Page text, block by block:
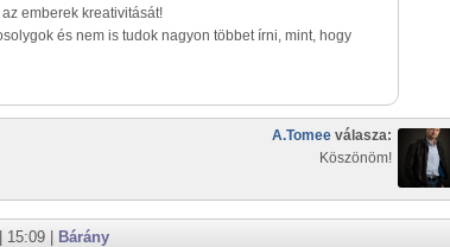
az emberek kreativitását!
és nem is tudok nagyon többet írni, mint, hogy
A.Tomee válasza:
Köszönöm!
| 15:09 | Bárány